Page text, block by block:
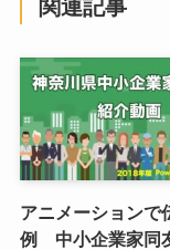
関連記事
アニメーションで
例 中小企業家同